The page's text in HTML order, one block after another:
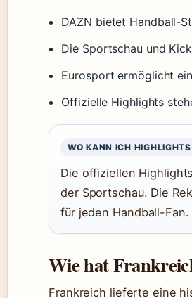
DAZN bietet Handball-
Die Sportschau und
Eurosport ermöglicht
Offizielle Highlights
WO KANN ICH
Die offiziellen
der Sportschau. Die
für jeden Handball-Fan.
Wie hat
Frankreich lieferte eine